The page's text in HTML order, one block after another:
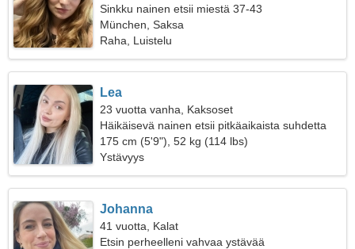
Sinkku nainen etsii miestä 37-43
München, Saksa
Raha, Luistelu
Lea
23 vuotta vanha, Kaksoset
Häikäisevä nainen etsii pitkäaikaista suhdetta
175 cm (5'9"), 52 kg (114 lbs)
Ystävyys
Johanna
41 vuotta, Kalat
Etsin perheelleni vahvaa ystävää